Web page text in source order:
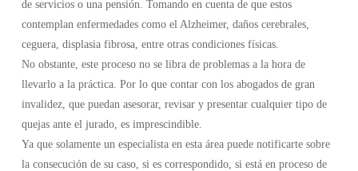
de servicios o una pensión. Tomando en cuenta de que estos
contemplan enfermedades como el Alzheimer, daños cerebrales,
ceguera, displasia fibrosa, entre otras condiciones físicas.
No obstante, este proceso no se libra de problemas a la hora de
llevarlo a la práctica. Por lo que contar con los abogados de gran
invalidez, que puedan asesorar, revisar y presentar cualquier tipo de
quejas ante el jurado, es imprescindible.
Ya que solamente un especialista en esta área puede notificarte sobre
la consecución de su caso, si es correspondido, si está en proceso de